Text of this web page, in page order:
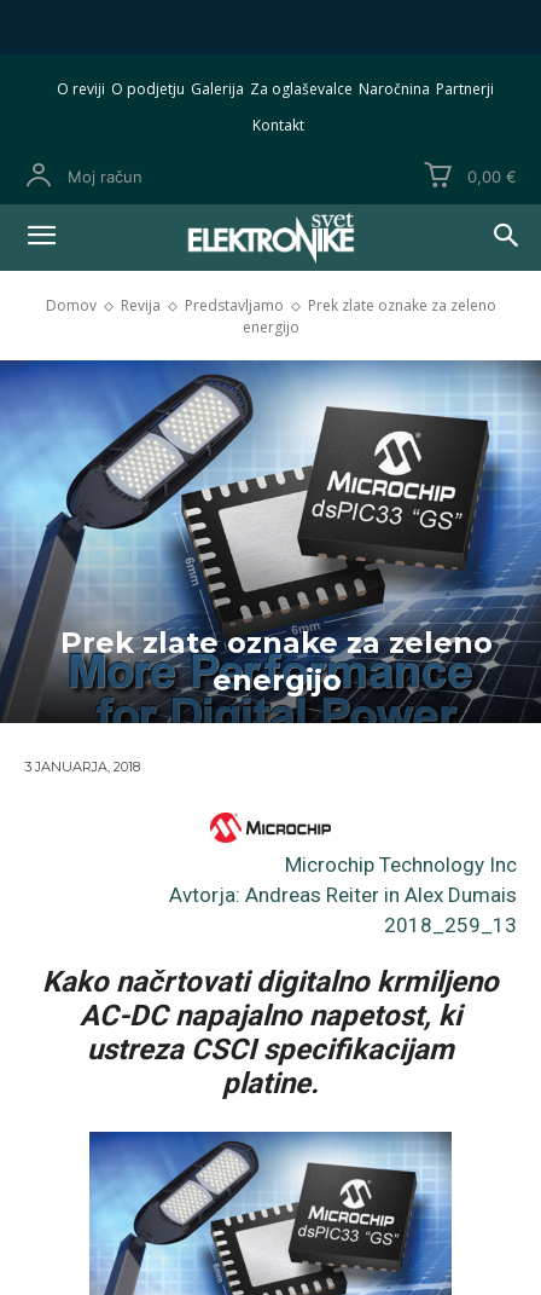
O reviji O podjetju Galerija Za oglaševalce Naročnina Partnerji
Kontakt
Moj račun 0,00 €
Domov Revija Predstavljamo
Prek zlate oznake za zeleno
energijo
Prek zlate oznake za zeleno
energijo
3 JANUARJA, 2018
Microchip Technology Inc
Avtorja: Andreas Reiter in Alex Dumais
2018_259_13
Kako načrtovati digitalno krmiljeno
AC-DC napajalno napetost, ki
ustreza CSCI specifikacijam
platine.